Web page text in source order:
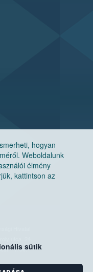
hogyan
Weboldalunk
élmény
kattintson az
sütik
Hivatal
Pf. 30.